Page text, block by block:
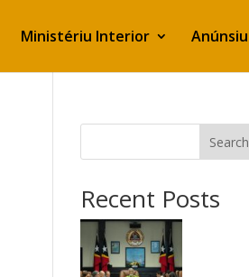
Ministériu Interior Anúnsiu
Search
Recent Posts